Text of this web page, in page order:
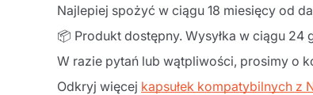
Najlepiej spożyć w ciągu 18 miesięcy od
📦 Produkt dostępny. Wysyłka w ciągu 24
W razie pytań lub wątpliwości, prosimy o
Odkryj więcej kapsułek kompatybilnych z